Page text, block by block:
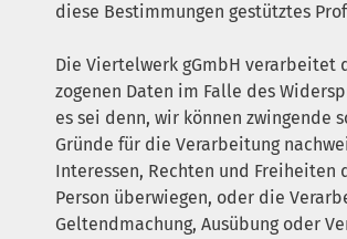
die­se Bestim­mun­gen gestütz­tes
Die Vier­tel­werk gGmbH
zo­ge­nen Daten im Fal­le des
es sei denn, wir kön­nen zwin­gen­de
Grün­de für die Ver­ar­bei­tung
Inter­es­sen, Rech­ten und Frei­hei­ten
Per­son über­wie­gen, oder die
Gel­tend­ma­chung, Aus­übung oder